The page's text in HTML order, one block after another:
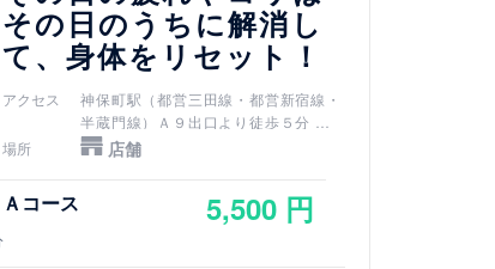
その日のうちに解消し
て、身体をリセット！
アクセス
神保町駅（都営三田線・都営新宿線・
半蔵門線）Ａ９出口より徒歩５分
新御茶ノ水駅（千代田線）Ｂ３ｂ出口
場所 店舗
コース 5,500 円